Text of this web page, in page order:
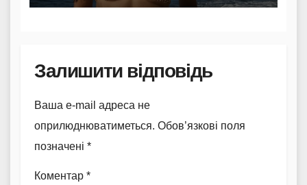
Залишити відповідь
Ваша e-mail адреса не
оприлюднюватиметься. Обов’язкові поля
позначені *
Коментар *